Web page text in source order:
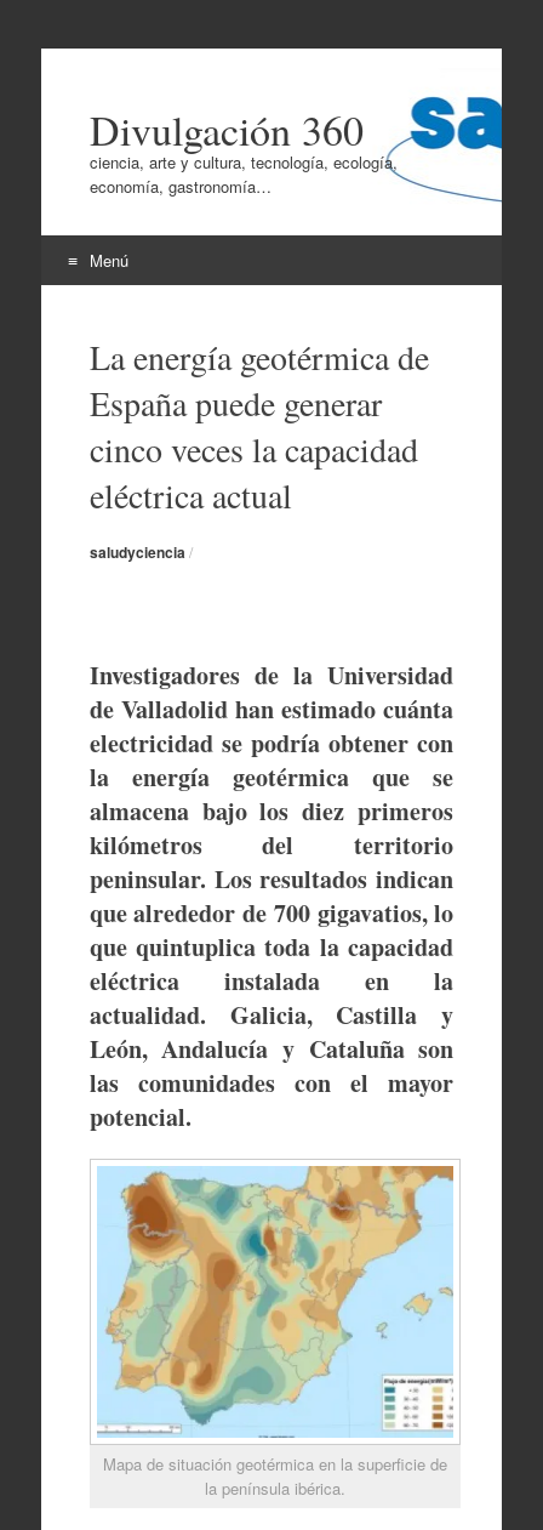
Divulgación 360
ciencia, arte y cultura, tecnología, ecología,
economía, gastronomía…
Menú
contenidoLa energía geotérmica de
España puede generar
cinco veces la capacidad
eléctrica actual
saludyciencia /
Investigadores de la Universidad
de Valladolid han estimado cuánta
electricidad se podría obtener con
la energía geotérmica que se
almacena bajo los diez primeros
kilómetros del territorio
peninsular. Los resultados indican
que alrededor de 700 gigavatios, lo
que quintuplica toda la capacidad
eléctrica instalada en la
actualidad. Galicia, Castilla y
León, Andalucía y Cataluña son
las comunidades con el mayor
potencial.
Mapa de situación geotérmica en la superficie de
la península ibérica.